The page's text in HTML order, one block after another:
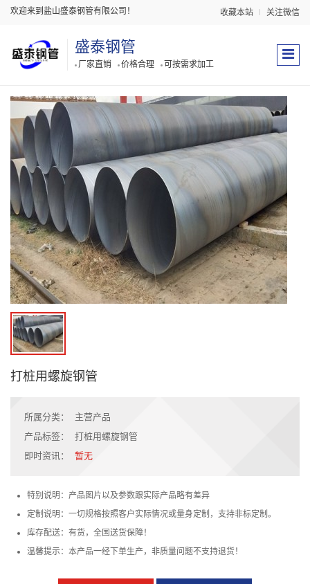
欢迎来到盐山盛泰钢管有限公司！ 收藏本站 关注微信
盛泰钢管
厂家直销 价格合理 可按需求加工
打桩用螺旋钢管
所属分类：
主营产品
产品标签：
打桩用螺旋钢管
即时资讯：
暂无
特别说明：产品图片以及参数跟实际产品略有差异
定制说明：一切规格按照客户实际情况或量身定制，支持非标定制。
库存配送：有货，全国送货保障！
温馨提示：本产品一经下单生产，非质量问题不支持退货！